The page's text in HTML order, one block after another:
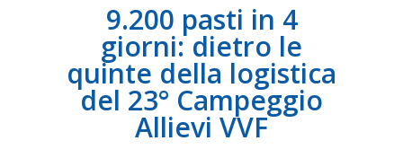
9.200 pasti in 4
giorni: dietro le
quinte della logistica
del 23° Campeggio
Allievi VVF